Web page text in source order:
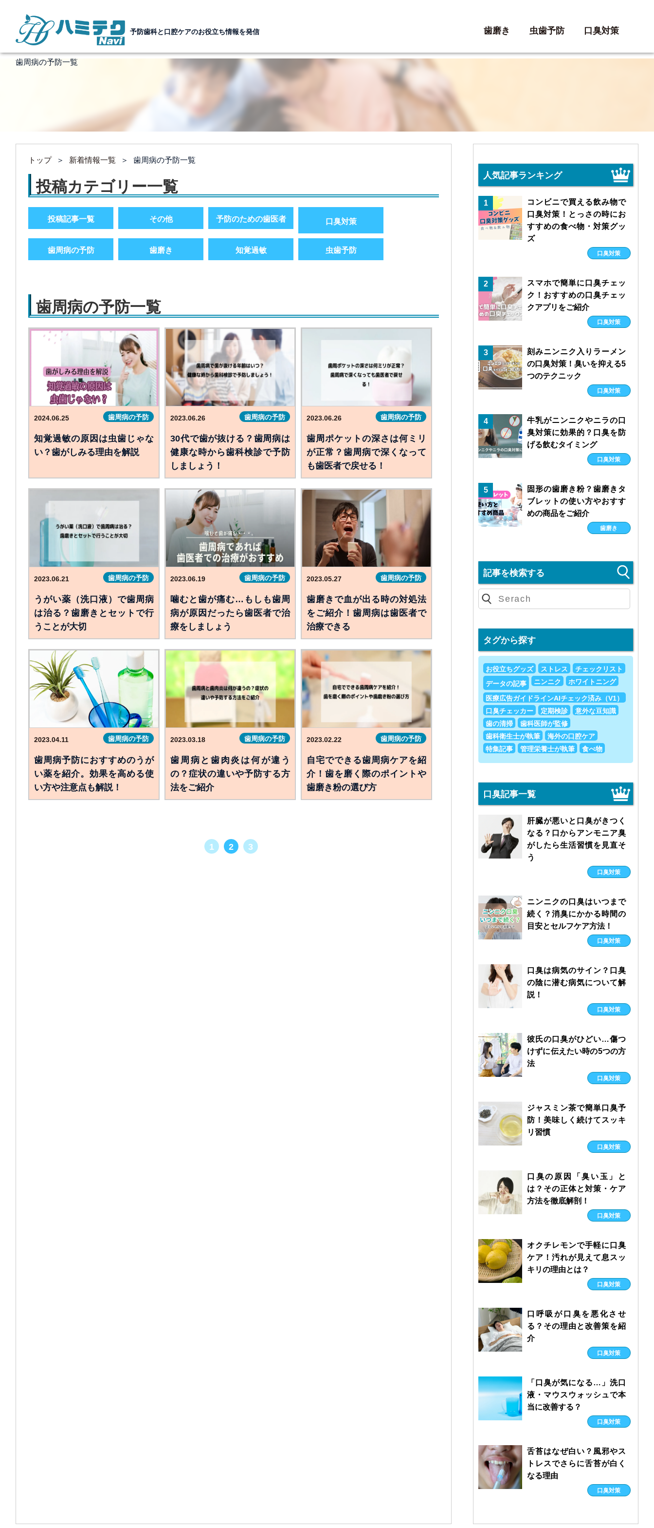
予防歯科と口腔ケアのお役立ち情報を発信 歯磨き 虫歯予防 口臭対策
歯周病の予防一覧
トップ ＞ 新着情報一覧 ＞ 歯周病の予防一覧
投稿カテゴリー一覧
投稿記事一覧 その他 予防のための歯医者 口臭対策
歯周病の予防 歯磨き 知覚過敏 虫歯予防
歯周病の予防一覧
2024.06.25 歯周病の予防
知覚過敏の原因は虫歯じゃな
い？歯がしみる理由を解説
2023.06.26 歯周病の予防
30代で歯が抜ける？歯周病は
健康な時から歯科検診で予防
しましょう！
2023.06.26 歯周病の予防
歯周ポケットの深さは何ミリ
が正常？歯周病で深くなって
も歯医者で戻せる！
2023.06.21 歯周病の予防
うがい薬（洗口液）で歯周病
は治る？歯磨きとセットで行
うことが大切
2023.06.19 歯周病の予防
噛むと歯が痛む…もしも歯周
病が原因だったら歯医者で治
療をしましょう
2023.05.27 歯周病の予防
歯磨きで血が出る時の対処法
をご紹介！歯周病は歯医者で
治療できる
2023.04.11 歯周病の予防
歯周病予防におすすめのうが
い薬を紹介。効果を高める使
い方や注意点も解説！
2023.03.18 歯周病の予防
歯周病と歯肉炎は何が違う
の？症状の違いや予防する方
法をご紹介
2023.02.22 歯周病の予防
自宅でできる歯周病ケアを紹
介！歯を磨く際のポイントや
歯磨き粉の選び方
1 2 3
人気記事ランキング
1
コンビニで買える飲み物で
口臭対策！とっさの時にお
すすめの食べ物・対策グッ
ズ
口臭対策
2
スマホで簡単に口臭チェッ
ク！おすすめの口臭チェッ
クアプリをご紹介
口臭対策
3
刻みニンニク入りラーメン
の口臭対策！臭いを抑える5
つのテクニック
口臭対策
4
牛乳がニンニクやニラの口
臭対策に効果的？口臭を防
げる飲むタイミング
口臭対策
5
固形の歯磨き粉？歯磨きタ
ブレットの使い方やおすす
めの商品をご紹介
歯磨き
記事を検索する
タグから探す
お役立ちグッズ ストレス
チェックリスト
データの記事
ニンニク ホワイトニング
医療広告ガイドラインAIチェック済み（V1）
口臭チェッカー
定期検診
意外な豆知識
歯の清掃
歯科医師が監修
歯科衛生士が執筆
海外の口腔ケア
特集記事
管理栄養士が執筆 食べ物
口臭記事一覧
肝臓が悪いと口臭がきつく
なる？口からアンモニア臭
がしたら生活習慣を見直そ
う
口臭対策
ニンニクの口臭はいつまで
続く？消臭にかかる時間の
目安とセルフケア方法！
口臭対策
口臭は病気のサイン？口臭
の陰に潜む病気について解
説！
口臭対策
彼氏の口臭がひどい…傷つ
けずに伝えたい時の5つの方
法
口臭対策
ジャスミン茶で簡単口臭予
防！美味しく続けてスッキ
リ習慣
口臭対策
口臭の原因「臭い玉」と
は？その正体と対策・ケア
方法を徹底解剖！
口臭対策
オクチレモンで手軽に口臭
ケア！汚れが見えて息スッ
キリの理由とは？
口臭対策
口呼吸が口臭を悪化させ
る？その理由と改善策を紹
介
口臭対策
「口臭が気になる…」洗口
液・マウスウォッシュで本
当に改善する？
口臭対策
舌苔はなぜ白い？風邪やス
トレスでさらに舌苔が白く
なる理由
口臭対策